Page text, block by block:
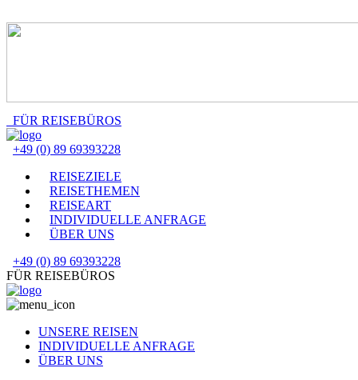
FÜR REISEBÜROS
+49 (0) 89 69393228
REISEZIELE
REISETHEMEN
REISEART
INDIVIDUELLE ANFRAGE
ÜBER UNS
+49 (0) 89 69393228
FÜR REISEBÜROS
UNSERE REISEN
INDIVIDUELLE ANFRAGE
ÜBER UNS